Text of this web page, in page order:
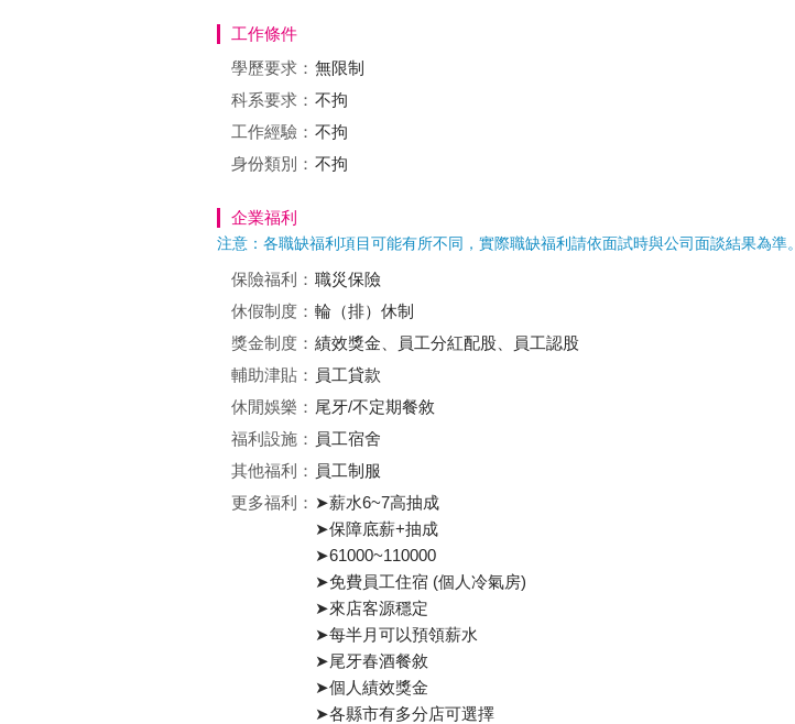
工作條件
學歷要求： 無限制
科系要求： 不拘
工作經驗： 不拘
身份類別： 不拘
企業福利
注意：各職缺福利項目可能有所不同，實際職缺福利請依面試時與公司面談結果為準。
保險福利： 職災保險
休假制度： 輪（排）休制
獎金制度： 績效獎金、員工分紅配股、員工認股
輔助津貼： 員工貸款
休閒娛樂： 尾牙/不定期餐敘
福利設施： 員工宿舍
其他福利： 員工制服
更多福利： ➤薪水6~7高抽成
➤保障底薪+抽成
➤61000~110000
➤免費員工住宿 (個人冷氣房)
➤來店客源穩定
➤每半月可以預領薪水
➤尾牙春酒餐敘
➤個人績效獎金
➤各縣市有多分店可選擇